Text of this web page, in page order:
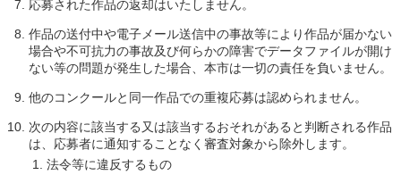
応募された作品の返却はいたしません。
作品の送付中や電子メール送信中の事故等により作品が届かない
場合や不可抗力の事故及び何らかの障害でデータファイルが開け
ない等の問題が発生した場合、本市は一切の責任を負いません。
他のコンクールと同一作品での重複応募は認められません。
次の内容に該当する又は該当するおそれがあると判断される作品
は、応募者に通知することなく審査対象から除外します。
法令等に違反するもの